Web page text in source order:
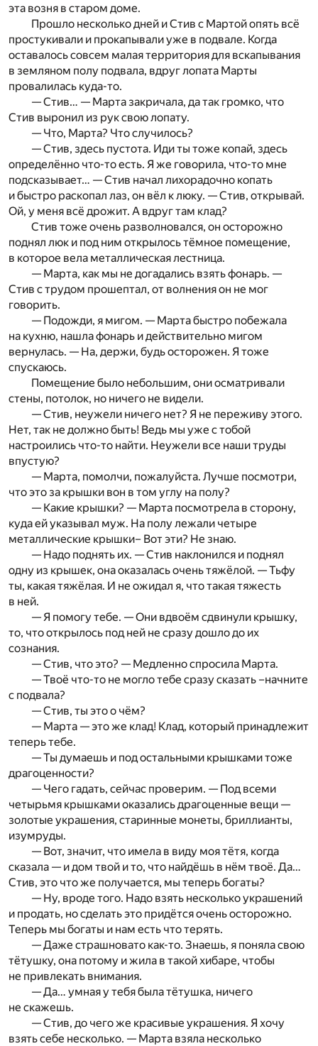
эта возня в старом доме.
Прошло несколько дней и Стив с Мартой опять всё
простукивали и прокапывали уже в подвале. Когда
оставалось совсем малая территория для вскапывания
в земляном полу подвала, вдруг лопата Марты
провалилась куда-то.
— Стив… — Марта закричала, да так громко, что
Стив выронил из рук свою лопату.
— Что, Марта? Что случилось?
— Стив, здесь пустота. Иди ты тоже копай, здесь
определённо что-то есть. Я же говорила, что-то мне
подсказывает… — Стив начал лихорадочно копать
и быстро раскопал лаз, он вёл к люку. — Стив, открывай.
Ой, у меня всё дрожит. А вдруг там клад?
Стив тоже очень разволновался, он осторожно
поднял люк и под ним открылось тёмное помещение,
в которое вела металлическая лестница.
— Марта, как мы не догадались взять фонарь. —
Стив с трудом прошептал, от волнения он не мог
говорить.
— Подожди, я мигом. — Марта быстро побежала
на кухню, нашла фонарь и действительно мигом
вернулась. — На, держи, будь осторожен. Я тоже
спускаюсь.
Помещение было небольшим, они осматривали
стены, потолок, но ничего не видели.
— Стив, неужели ничего нет? Я не переживу этого.
Нет, так не должно быть! Ведь мы уже с тобой
настроились что-то найти. Неужели все наши труды
впустую?
— Марта, помолчи, пожалуйста. Лучше посмотри,
что это за крышки вон в том углу на полу?
— Какие крышки? — Марта посмотрела в сторону,
куда ей указывал муж. На полу лежали четыре
металлические крышки– Вот эти? Не знаю.
— Надо поднять их. — Стив наклонился и поднял
одну из крышек, она оказалась очень тяжёлой. — Тьфу
ты, какая тяжёлая. И не ожидал я, что такая тяжесть
в ней.
— Я помогу тебе. — Они вдвоём сдвинули крышку,
то, что открылось под ней не сразу дошло до их
сознания.
— Стив, что это? — Медленно спросила Марта.
— Твоё что-то не могло тебе сразу сказать –начните
с подвала?
— Стив, ты это о чём?
— Марта — это же клад! Клад, который принадлежит
теперь тебе.
— Ты думаешь и под остальными крышками тоже
драгоценности?
— Чего гадать, сейчас проверим. — Под всеми
четырьмя крышками оказались драгоценные вещи —
золотые украшения, старинные монеты, бриллианты,
изумруды.
— Вот, значит, что имела в виду моя тётя, когда
сказала — и дом твой и то, что найдёшь в нём твоё. Да…
Стив, это что же получается, мы теперь богаты?
— Ну, вроде того. Надо взять несколько украшений
и продать, но сделать это придётся очень осторожно.
Теперь мы богаты и нам есть что терять.
— Даже страшновато как-то. Знаешь, я поняла свою
тётушку, она потому и жила в такой хибаре, чтобы
не привлекать внимания.
— Да… умная у тебя была тётушка, ничего
не скажешь.
— Стив, до чего же красивые украшения. Я хочу
взять себе несколько. — Марта взяла несколько